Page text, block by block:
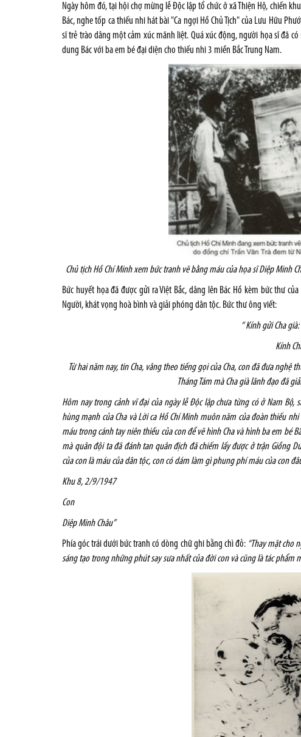
Ngày hôm đó, tại hội chợ mừng lễ Độc lập tổ chức ở xã Thiện Hộ, chiến
Bác, nghe tốp ca thiếu nhi hát bài "Ca ngợi Hồ Chủ Tịch" của Lưu Hữu
sĩ trẻ trào dâng một cảm xúc mãnh liệt. Quá xúc động, người họa sĩ đã
dung Bác với ba em bé đại diện cho thiếu nhi 3 miền Bắc Trung Nam.
Chủ tịch Hồ Chí Minh xem bức tranh vẽ bằng máu của họa sĩ Diệp Minh
Bức huyết họa đã được gửi ra Việt Bắc, dâng lên Bác Hồ kèm bức thư
Người, khát vọng hoà bình và giải phóng dân tộc. Bức thư ông viết:
“ Kính gửi Cha
Kính
Từ hai năm nay, tin Cha, vâng theo tiếng gọi của Cha, con đã đưa nghệ
Tháng Tám mà Cha già lãnh đạo đã
Hôm nay trong cảnh vĩ đại của ngày lễ Độc lập chưa từng có ở Nam
hùng mạnh của Cha và Lời ca Hồ Chí Minh muôn năm của đoàn thiếu
máu trong cánh tay niên thiếu của con để vẽ hình Cha và hình ba em bé
mà quân đội ta đã đánh tan quân địch đã chiếm lấy được ở trận Giồng
của con là máu của dân tộc, con có dám làm gì phung phí máu của con
Khu 8, 2/9/1947
Con
Diệp Minh Châu”
Phía góc trái dưới bức tranh có dòng chữ ghi bằng chì đỏ: “Thay mặt cho
sáng tạo trong những phút say sưa nhất của đời con và cũng là tác phẩm